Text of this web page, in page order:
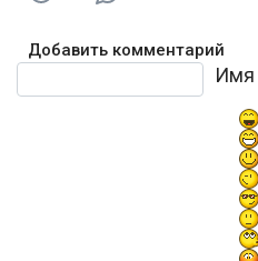
Добавить комментарий
Имя
Текст комментария